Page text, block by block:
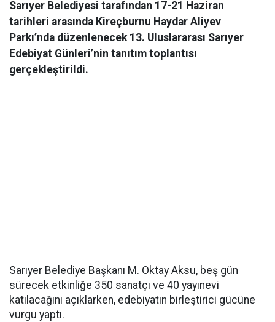
Sarıyer Belediyesi tarafından 17-21 Haziran
tarihleri arasında Kireçburnu Haydar Aliyev
Parkı’nda düzenlenecek 13. Uluslararası Sarıyer
Edebiyat Günleri’nin tanıtım toplantısı
gerçekleştirildi.
Sarıyer Belediye Başkanı M. Oktay Aksu, beş gün
sürecek etkinliğe 350 sanatçı ve 40 yayınevi
katılacağını açıklarken, edebiyatın birleştirici gücüne
vurgu yaptı.